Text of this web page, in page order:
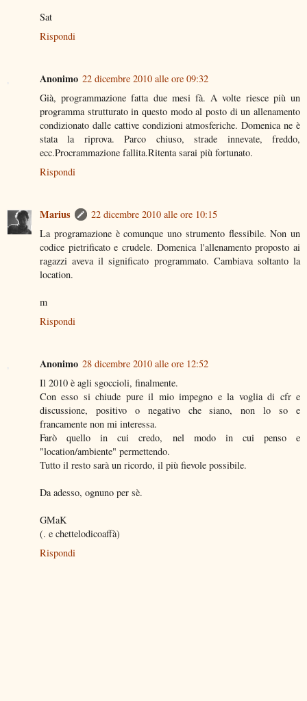
Sat
Rispondi
Anonimo 22 dicembre 2010 alle ore 09:32
Già, programmazione fatta due mesi fà. A volte riesce più un
programma strutturato in questo modo al posto di un allenamento
condizionato dalle cattive condizioni atmosferiche. Domenica ne è
stata la riprova. Parco chiuso, strade innevate, freddo,
ecc.Procrammazione fallita.Ritenta sarai più fortunato.
Rispondi
Marius
22 dicembre 2010 alle ore 10:15
La programazione è comunque uno strumento flessibile. Non un
codice pietrificato e crudele. Domenica l'allenamento proposto ai
ragazzi aveva il significato programmato. Cambiava soltanto la
location.
m
Rispondi
Anonimo 28 dicembre 2010 alle ore 12:52
Il 2010 è agli sgoccioli, finalmente.
Con esso si chiude pure il mio impegno e la voglia di cfr e
discussione, positivo o negativo che siano, non lo so e
francamente non mi interessa.
Farò quello in cui credo, nel modo in cui penso e
"location/ambiente" permettendo.
Tutto il resto sarà un ricordo, il più fievole possibile.
Da adesso, ognuno per sè.
GMaK
(. e chettelodicoaffà)
Rispondi